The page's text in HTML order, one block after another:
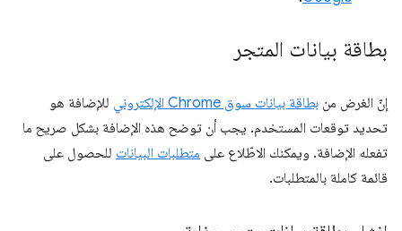
بطاقة بيانات المتجر
إنّ الغرض من بطاقة بيانات سوق Chrome الإلكتروني
للإضافة هو
تحديد توقعات المستخدم. يجب أن توضح هذه الإضافة بشكل صريح ما
تفعله الإضافة. ويمكنك الاطّلاع على متطلبات البيانات للحصول على
قائمة كاملة بالمتطلبات.